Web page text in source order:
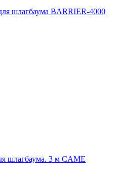
шлагбаума BARRIER-4000
шлагбаума. 3 м CAME